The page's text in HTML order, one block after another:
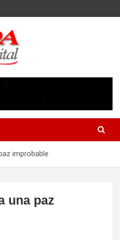
improbable
una paz